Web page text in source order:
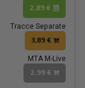
2,89 €
Tracce Separate
3,89 €
MTA M-Live
2,99 €